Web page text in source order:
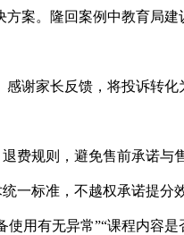
案。隆回案例中教育局
谢家长反馈，将投诉转化
费规则，避免售前承诺与
一标准，不越权承诺提分
用有无异常”“课程内容是